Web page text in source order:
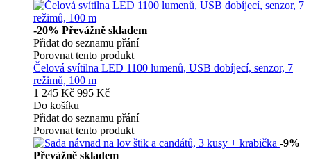
-20% Převážně skladem
Přidat do seznamu přání
Porovnat tento produkt
Čelová svítilna LED 1100 lumenů, USB dobíjecí, senzor, 7
režimů, 100 m
1 245 Kč 995 Kč
Do košíku
Přidat do seznamu přání
Porovnat tento produkt
-9%
Převážně skladem